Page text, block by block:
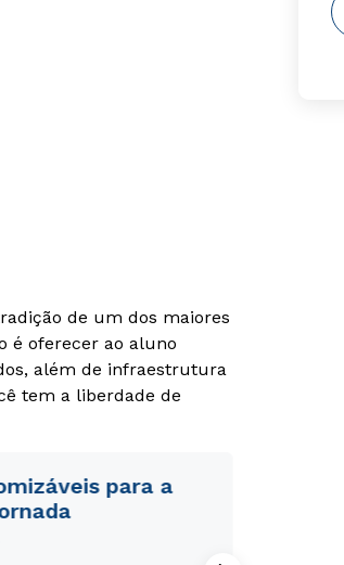
de um dos maiores
é oferecer ao aluno
além de infraestrutura
tem a liberdade de
para a